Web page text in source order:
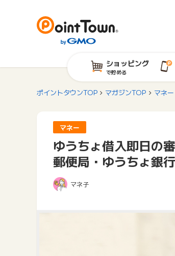
ショッピング
で貯める
ポイントタウンTOP マガジンTOP マネー
マネー
ゆうちょ借入即日の
郵便局・ゆうちょ銀
マネ子